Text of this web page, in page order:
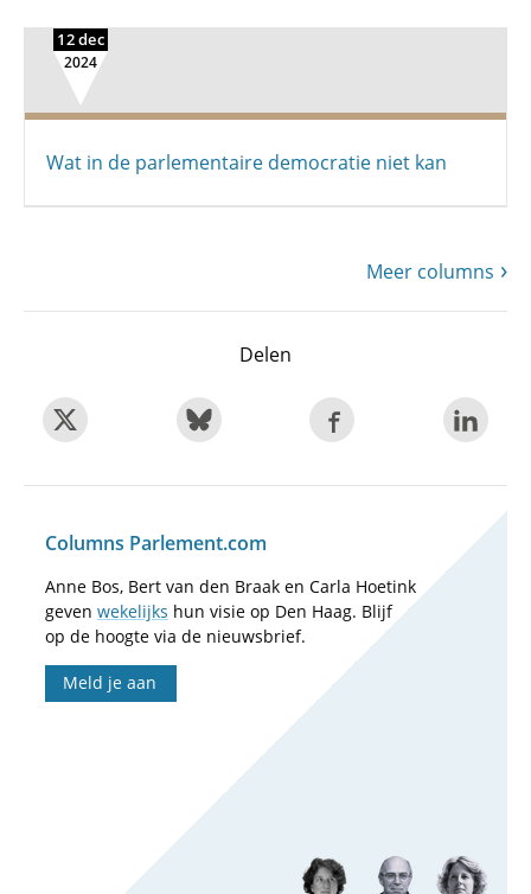
12 dec
2024
Wat in de parlementaire democratie niet kan
Meer columns
Delen
Columns Parlement.com
Anne Bos, Bert van den Braak en Carla Hoetink
geven wekelijks hun visie op Den Haag. Blijf
op de hoogte via de nieuwsbrief.
Meld je aan